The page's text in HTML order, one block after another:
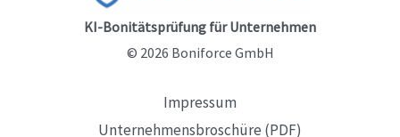
KI-Bonitätsprüfung für Unternehmen
© 2026 Boniforce GmbH
Impressum
Unternehmensbroschüre (PDF)